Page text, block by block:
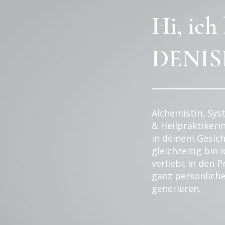
Hi, ich
Alchemistin,
&
in deinem
gleichzeitig bin
verliebt in den
ganz
generieren.